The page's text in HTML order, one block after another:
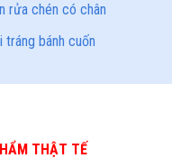
rửa chén có chân
tráng bánh cuốn
THẬT TẾ